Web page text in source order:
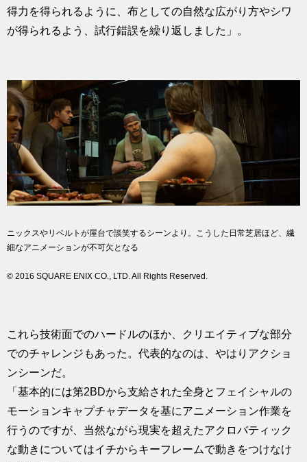
得力を得られるように、布としての自然な広がり方やシワ
が得られるよう、試行錯誤を繰り返しました」。
ニックスやリベルトが屋台で談笑するシーンより。こうした日常芝居ほど、繊
細なアニメーションが不可欠となる
© 2016 SQUARE ENIX CO., LTD. All Rights Reserved.
これら技術面でのハードルのほか、クリエイティブな部分
でのチャレンジもあった。代表的なのは、やはりアクショ
ンシーンだ。
「基本的には第2BDから支給された全身とフェイシャルの
モーションキャプチャデータを基にアニメーション作業を
行うのですが、当然ながら現実を超えたアクロバティック
な動きについてはイチからキーフレームで動きをつけなけ